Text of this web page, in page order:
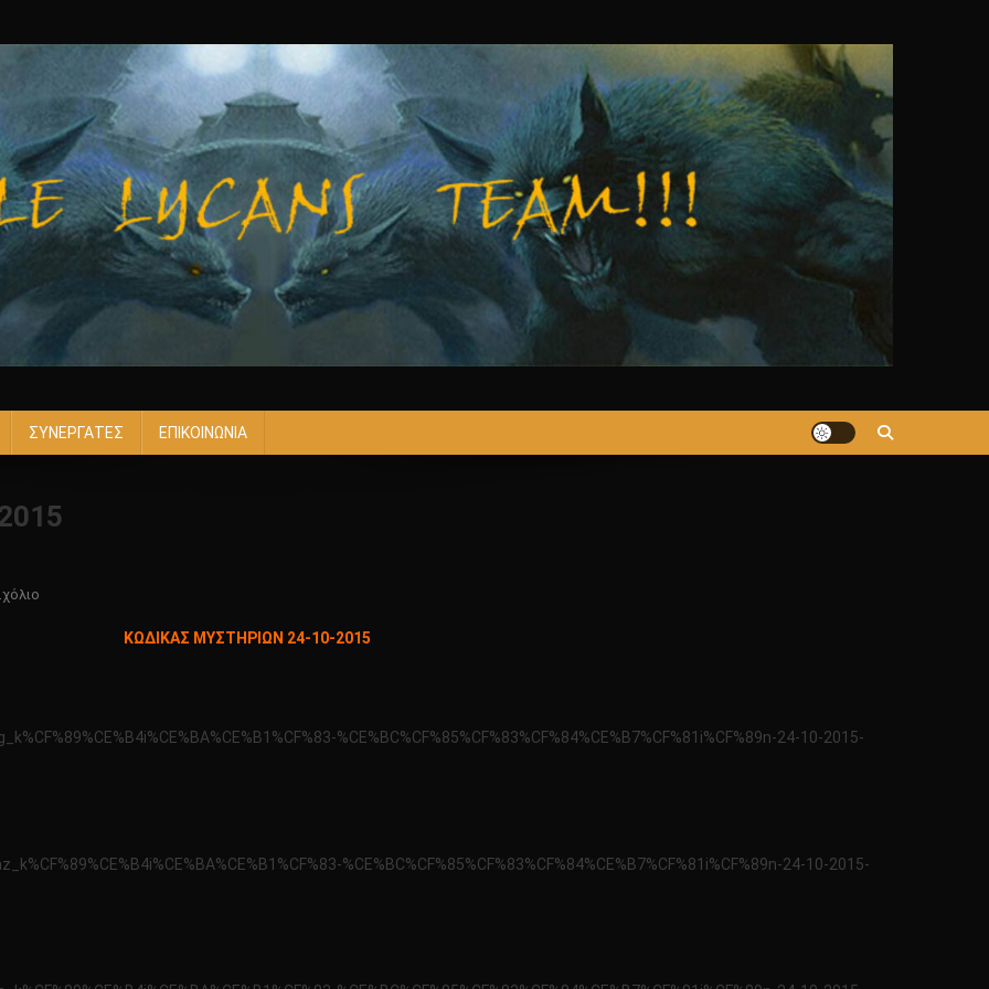
ΣΥΝΕΡΓΑΤΕΣ ΕΠΙΚΟΙΝΩΝΙΑ
2015
KΩΔΙΚΑΣ ΜΥΣΤΗΡΙΩΝ 24-10-2015
%CE%BC%CF%85%CF%83%CF%84%CE%B7%CF%81i%CF%89n-24-10-2015-
%CE%BC%CF%85%CF%83%CF%84%CE%B7%CF%81i%CF%89n-24-10-2015-